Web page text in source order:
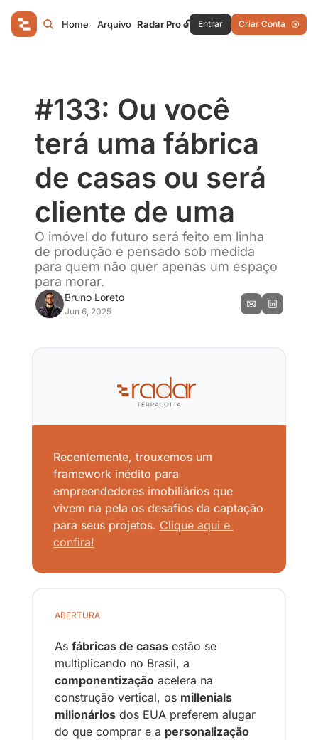
Home Arquivo Radar Pro 🔓 Entrar Criar Conta
#133: Ou você
terá uma fábrica
de casas ou será
cliente de uma
O imóvel do futuro será feito em linha
de produção e pensado sob medida
para quem não quer apenas um espaço
para morar.
Bruno Loreto
Jun 6, 2025
Recentemente, trouxemos um
framework inédito para
empreendedores imobiliários que
vivem na pela os desafios da captação
para seus projetos. Clique aqui e
confira!
ABERTURA
As fábricas de casas estão se
componentização acelera na
construção vertical, os millenials
milionários dos EUA preferem alugar
do que comprar e a personalização